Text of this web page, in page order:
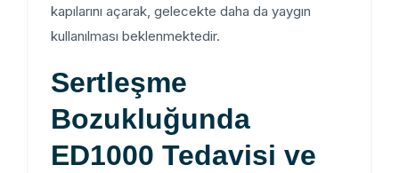
kapılarını açarak, gelecekte daha da yaygın
kullanılması beklenmektedir.
Sertleşme
Bozukluğunda
ED1000 Tedavisi ve